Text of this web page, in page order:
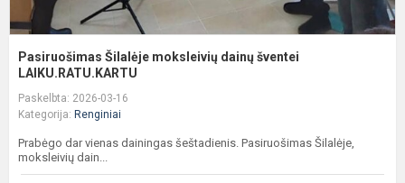
Pasiruošimas Šilalėje moksleivių dainų šventei
LAIKU.RATU.KARTU
Paskelbta: 2026-03-16
Kategorija: Renginiai
Prabėgo dar vienas dainingas šeštadienis. Pasiruošimas Šilalėje,
moksleivių dain...